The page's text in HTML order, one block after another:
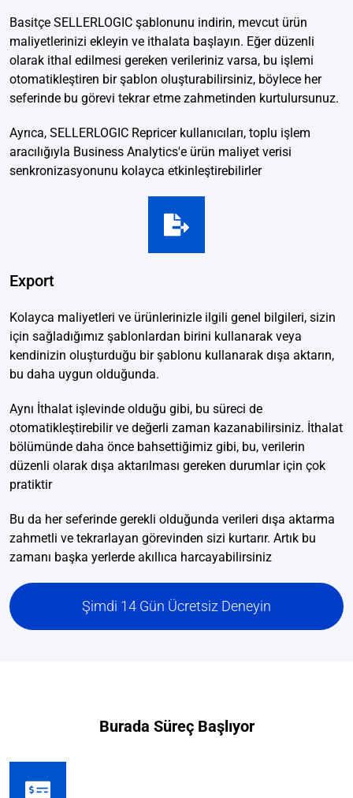
Basitçe SELLERLOGIC şablonunu indirin, mevcut ürün
maliyetlerinizi ekleyin ve ithalata başlayın. Eğer düzenli
olarak ithal edilmesi gereken verileriniz varsa, bu işlemi
otomatikleştiren bir şablon oluşturabilirsiniz, böylece her
seferinde bu görevi tekrar etme zahmetinden kurtulursunuz.
Ayrıca, SELLERLOGIC Repricer kullanıcıları, toplu işlem
aracılığıyla Business Analytics'e ürün maliyet verisi
senkronizasyonunu kolayca etkinleştirebilirler
Export
Kolayca maliyetleri ve ürünlerinizle ilgili genel bilgileri, sizin
için sağladığımız şablonlardan birini kullanarak veya
kendinizin oluşturduğu bir şablonu kullanarak dışa aktarın,
bu daha uygun olduğunda.
Aynı İthalat işlevinde olduğu gibi, bu süreci de
otomatikleştirebilir ve değerli zaman kazanabilirsiniz. İthalat
bölümünde daha önce bahsettiğimiz gibi, bu, verilerin
düzenli olarak dışa aktarılması gereken durumlar için çok
pratiktir
Bu da her seferinde gerekli olduğunda verileri dışa aktarma
zahmetli ve tekrarlayan görevinden sizi kurtarır. Artık bu
zamanı başka yerlerde akıllıca harcayabilirsiniz
Şimdi 14 Gün Ücretsiz Deneyin
Burada Süreç Başlıyor